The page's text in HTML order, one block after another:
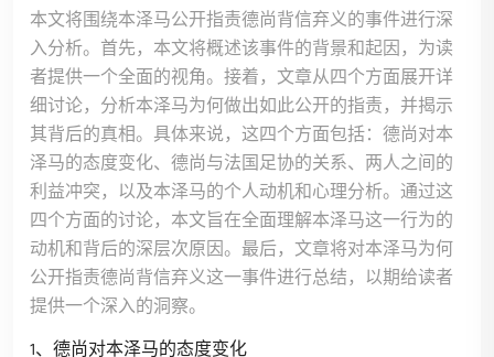
本文将围绕本泽马公开指责德尚背信弃义的事件进行深
入分析。首先，本文将概述该事件的背景和起因，为读
者提供一个全面的视角。接着，文章从四个方面展开详
细讨论，分析本泽马为何做出如此公开的指责，并揭示
其背后的真相。具体来说，这四个方面包括：德尚对本
泽马的态度变化、德尚与法国足协的关系、两人之间的
利益冲突，以及本泽马的个人动机和心理分析。通过这
四个方面的讨论，本文旨在全面理解本泽马这一行为的
动机和背后的深层次原因。最后，文章将对本泽马为何
公开指责德尚背信弃义这一事件进行总结，以期给读者
提供一个深入的洞察。
1、德尚对本泽马的态度变化